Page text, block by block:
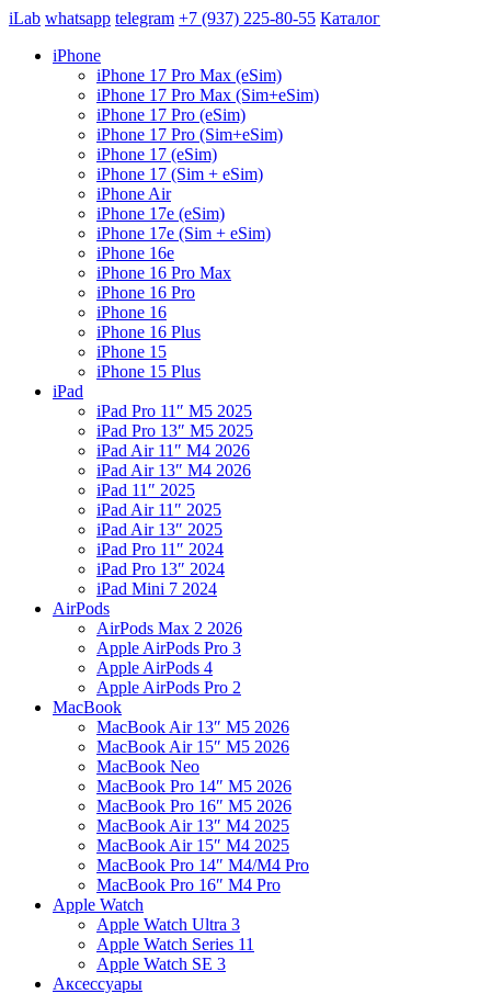
iLab whatsapp telegram +7 (937) 225-80-55 Каталог
iPhone
iPhone 17 Pro Max (eSim)
iPhone 17 Pro Max (Sim+eSim)
iPhone 17 Pro (eSim)
iPhone 17 Pro (Sim+eSim)
iPhone 17 (eSim)
iPhone 17 (Sim + eSim)
iPhone Air
iPhone 17e (eSim)
iPhone 17e (Sim + eSim)
iPhone 16e
iPhone 16 Pro Max
iPhone 16 Pro
iPhone 16
iPhone 16 Plus
iPhone 15
iPhone 15 Plus
iPad
iPad Pro 11″ M5 2025
iPad Pro 13″ M5 2025
iPad Air 11″ M4 2026
iPad Air 13″ M4 2026
iPad 11″ 2025
iPad Air 11″ 2025
iPad Air 13″ 2025
iPad Pro 11″ 2024
iPad Pro 13″ 2024
iPad Mini 7 2024
AirPods
AirPods Max 2 2026
Apple AirPods Pro 3
Apple AirPods 4
Apple AirPods Pro 2
MacBook
MacBook Air 13″ M5 2026
MacBook Air 15″ M5 2026
MacBook Neo
MacBook Pro 14″ M5 2026
MacBook Pro 16″ M5 2026
MacBook Air 13″ M4 2025
MacBook Air 15″ M4 2025
MacBook Pro 14″ M4/M4 Pro
MacBook Pro 16″ M4 Pro
Apple Watch
Apple Watch Ultra 3
Apple Watch Series 11
Apple Watch SE 3
Аксессуары